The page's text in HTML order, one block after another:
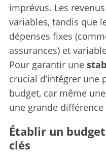
imprévus. Les
variables, tandis que
dépenses fixes
assurances) et
Pour garantir une
crucial d’intégrer une
budget, car même
une grande
Établir un
clés